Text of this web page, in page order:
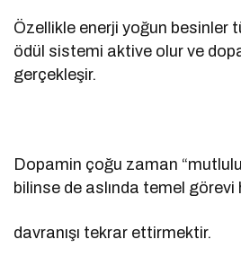
Özellikle enerji yoğun besinler
ödül sistemi aktive olur ve
gerçekleşir.
Dopamin çoğu zaman
bilinse de aslında temel
davranışı tekrar ettirmektir.